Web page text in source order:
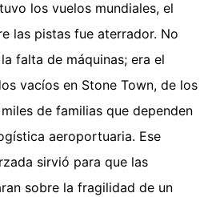
los vuelos mundiales, el
las pistas fue aterrador. No
falta de máquinas; era el
vacíos en Stone Town, de los
de familias que dependen
aeroportuaria. Ese
sirvió para que las
sobre la fragilidad de un